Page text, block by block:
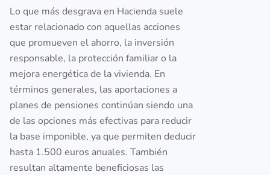
Lo que más desgrava en Hacienda suele
estar relacionado con aquellas acciones
que promueven el ahorro, la inversión
responsable, la protección familiar o la
mejora energética de la vivienda. En
términos generales, las aportaciones a
planes de pensiones continúan siendo una
de las opciones más efectivas para reducir
la base imponible, ya que permiten deducir
hasta 1.500 euros anuales. También
resultan altamente beneficiosas las